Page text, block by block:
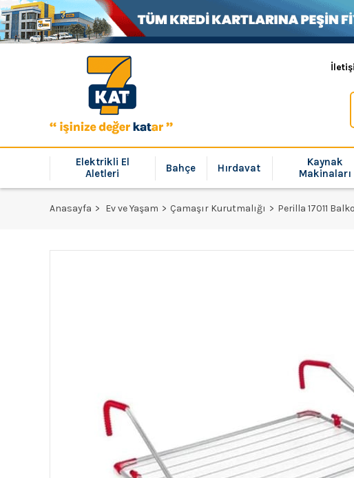
Elektrikli El
Aletleri
Bahçe Hırdavat
Kaynak
Makinaları
Anasayfa Ev ve Yaşam Çamaşır Kurutmalığı Perilla 17011